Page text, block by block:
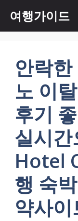
츠
여행가이드
안락
노 이
후기
실시
Hotel
행 숙
약사